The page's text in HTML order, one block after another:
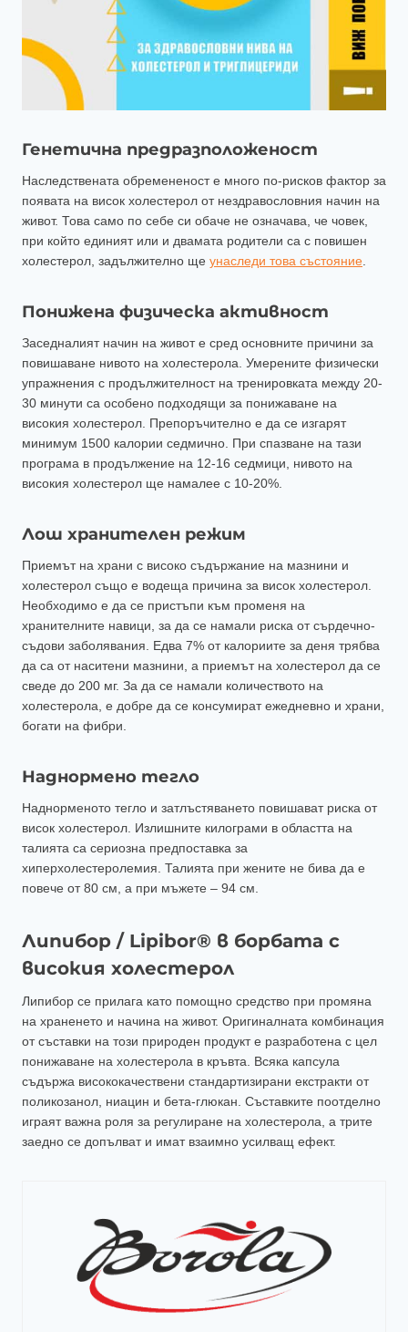
Генетична предразположеност
Наследствената обремененост е много по-рисков фактор за
появата на висок холестерол от нездравословния начин на
живот. Това само по себе си обаче не означава, че човек,
при който единият или и двамата родители са с повишен
холестерол, задължително ще унаследи това състояние.
Понижена физическа активност
Заседналият начин на живот е сред основните причини за
повишаване нивото на холестерола. Умерените физически
упражнения с продължителност на тренировката между 20-
30 минути са особено подходящи за понижаване на
високия холестерол. Препоръчително е да се изгарят
минимум 1500 калории седмично. При спазване на тази
програма в продължение на 12-16 седмици, нивото на
високия холестерол ще намалее с 10-20%.
Лош хранителен режим
Приемът на храни с високо съдържание на мазнини и
холестерол също е водеща причина за висок холестерол.
Необходимо е да се пристъпи към променя на
хранителните навици, за да се намали риска от сърдечно-
съдови заболявания. Едва 7% от калориите за деня трябва
да са от наситени мазнини, а приемът на холестерол да се
сведе до 200 мг. За да се намали количеството на
холестерола, е добре да се консумират ежедневно и храни,
богати на фибри.
Наднормено тегло
Наднорменото тегло и затлъстяването повишават риска от
висок холестерол. Излишните килограми в областта на
талията са сериозна предпоставка за
хиперхолестеролемия. Талията при жените не бива да е
повече от 80 см, а при мъжете – 94 см.
Липибор / Lipibor® в борбата с
високия холестерол
Липибор се прилага като помощно средство при промяна
на храненето и начина на живот. Оригиналната комбинация
от съставки на този природен продукт е разработена с цел
понижаване на холестерола в кръвта. Всяка капсула
съдържа висококачествени стандартизирани екстракти от
поликозанол, ниацин и бета-глюкан. Съставките поотделно
играят важна роля за регулиране на холестерола, а трите
заедно се допълват и имат взаимно усилващ ефект.